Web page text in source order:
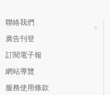
聯絡我們
廣告刊登
訂閱電子報
網站導覽
服務使用條款